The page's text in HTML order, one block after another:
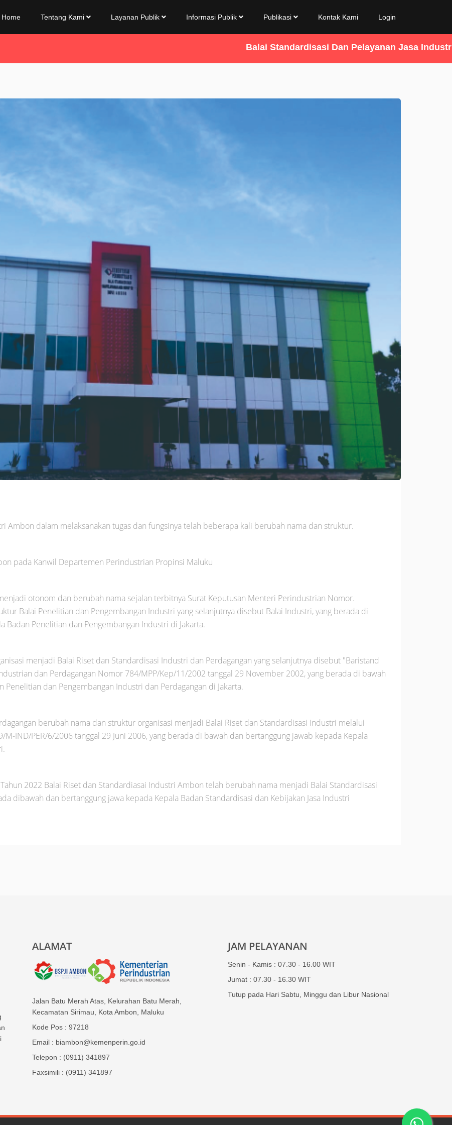
Home Tentang Kami Layanan Publik Informasi Publik Publikasi Kontak Kami Login
Balai Standardisasi Dan Pelayanan Jasa Industri
Ambon dalam melaksanakan tugas dan fungsinya telah beberapa kali berubah nama dan struktur.
pada Kanwil Departemen Perindustrian Propinsi Maluku
otonom dan berubah nama sejalan terbitnya Surat Keputusan Menteri Perindustrian Nomor.
Balai Penelitian dan Pengembangan Industri yang selanjutnya disebut Balai Industri, yang berada di
Badan Penelitian dan Pengembangan Industri di Jakarta.
menjadi Balai Riset dan Standardisasi Industri dan Perdagangan yang selanjutnya disebut "Baristand
dan Perdagangan Nomor 784/MPP/Kep/11/2002 tanggal 29 November 2002, yang berada di bawah
dan Pengembangan Industri dan Perdagangan di Jakarta.
berubah nama dan struktur organisasi menjadi Balai Riset dan Standardisasi Industri melalui
IND/PER/6/2006 tanggal 29 Juni 2006, yang berada di bawah dan bertanggung jawab kepada Kepala
2022 Balai Riset dan Standardiasai Industri Ambon telah berubah nama menjadi Balai Standardisasi
dibawah dan bertanggung jawa kepada Kepala Badan Standardisasi dan Kebijakan Jasa Industri
ALAMAT
Jalan Batu Merah Atas, Kelurahan Batu Merah,
Kecamatan Sirimau, Kota Ambon, Maluku
Kode Pos : 97218
Email : biambon@kemenperin.go.id
Telepon : (0911) 341897
Faxsimili : (0911) 341897
JAM PELAYANAN
Senin - Kamis : 07.30 - 16.00 WIT
Jumat : 07.30 - 16.30 WIT
Tutup pada Hari Sabtu, Minggu dan Libur Nasional